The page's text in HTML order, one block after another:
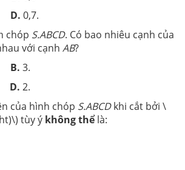
D. 0,7.
chóp S.ABCD. Có bao nhiêu cạnh của
với cạnh AB?
B. 3.
D. 2.
của hình chóp S.ABCDkhi cắt bởi \
tùy ý không thểlà: